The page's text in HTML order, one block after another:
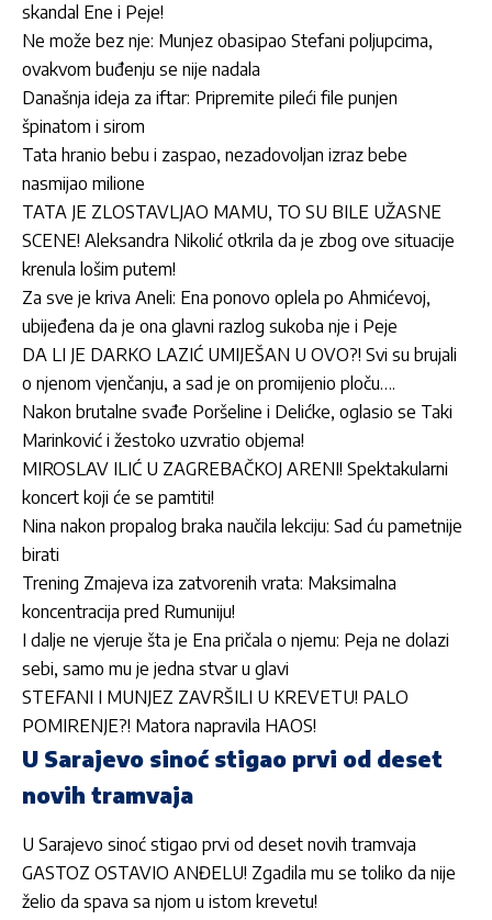
skandal Ene i Peje!
Ne može bez nje: Munjez obasipao Stefani poljupcima,
ovakvom buđenju se nije nadala
Današnja ideja za iftar: Pripremite pileći file punjen
špinatom i sirom
Tata hranio bebu i zaspao, nezadovoljan izraz bebe
nasmijao milione
TATA JE ZLOSTAVLJAO MAMU, TO SU BILE UŽASNE
SCENE! Aleksandra Nikolić otkrila da je zbog ove situacije
krenula lošim putem!
Za sve je kriva Aneli: Ena ponovo oplela po Ahmićevoj,
ubijeđena da je ona glavni razlog sukoba nje i Peje
DA LI JE DARKO LAZIĆ UMIJEŠAN U OVO?! Svi su brujali
o njenom vjenčanju, a sad je on promijenio ploču….
Nakon brutalne svađe Poršeline i Delićke, oglasio se Taki
Marinković i žestoko uzvratio objema!
MIROSLAV ILIĆ U ZAGREBAČKOJ ARENI! Spektakularni
koncert koji će se pamtiti!
Nina nakon propalog braka naučila lekciju: Sad ću pametnije
birati
Trening Zmajeva iza zatvorenih vrata: Maksimalna
koncentracija pred Rumuniju!
I dalje ne vjeruje šta je Ena pričala o njemu: Peja ne dolazi
sebi, samo mu je jedna stvar u glavi
STEFANI I MUNJEZ ZAVRŠILI U KREVETU! PALO
POMIRENJE?! Matora napravila HAOS!
U Sarajevo sinoć stigao prvi od deset
novih tramvaja
U Sarajevo sinoć stigao prvi od deset novih tramvaja
GASTOZ OSTAVIO ANĐELU! Zgadila mu se toliko da nije
želio da spava sa njom u istom krevetu!